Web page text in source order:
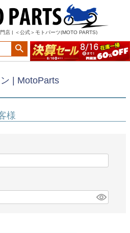
店 | ＜公式＞モトパーツ(MOTO PARTS)
| MotoParts
様